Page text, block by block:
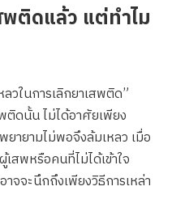
ติดแล้ว แต่ทำไม
วในการเลิกยาเสพติด”
ติดนั้น ไม่ได้อาศัยเพียง
ยายามไม่พอจึงล้มเหลว เมื่อ
สพหรือคนที่ไม่ได้เข้าใจ
จจะนึกถึงเพียงวิธีการเหล่า